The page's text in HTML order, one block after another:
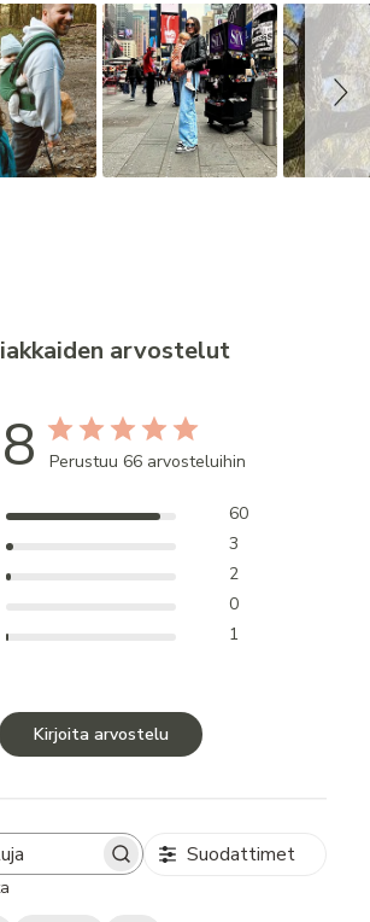
arvostelut
Perustuu 66 arvosteluihin
60
3
2
0
1
Kirjoita arvostelu
Search
reviews
Suodattimet